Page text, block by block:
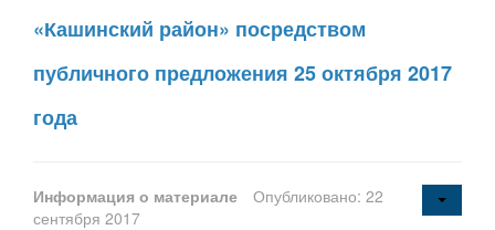
«Кашинский район» посредством
публичного предложения 25 октября 2017
года
Информация о материале
Опубликовано: 22
сентября 2017